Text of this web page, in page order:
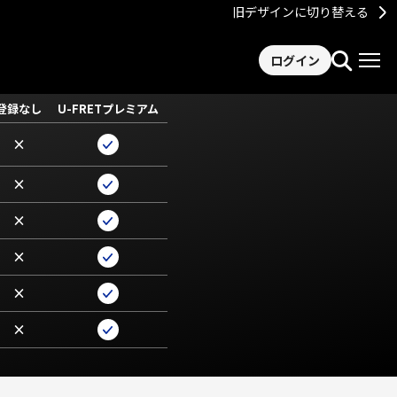
旧デザインに切り替える
ログイン
録なし U-FRETプレミアム
×
×
×
×
×
×